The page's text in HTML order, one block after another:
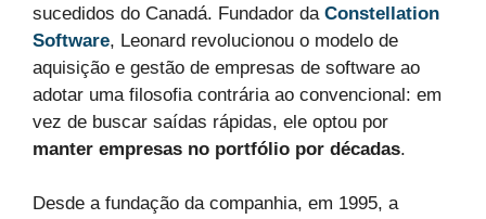
sucedidos do Canadá. Fundador da Constellation
Software, Leonard revolucionou o modelo de
aquisição e gestão de empresas de software ao
adotar uma filosofia contrária ao convencional: em
vez de buscar saídas rápidas, ele optou por
manter empresas no portfólio por décadas.
Desde a fundação da companhia, em 1995, a